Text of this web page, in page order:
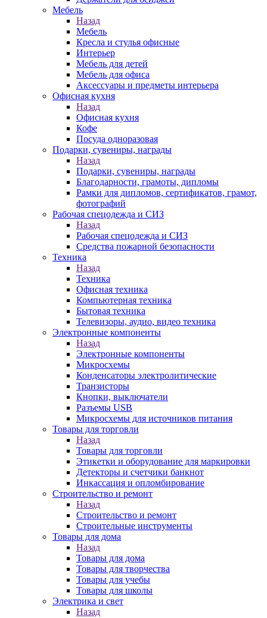
Мебель
Назад
Мебель
Кресла и стулья офисные
Интерьер
Мебель для детей
Мебель для офиса
Аксессуары и предметы интерьера
Офисная кухня
Назад
Офисная кухня
Кофе
Посуда одноразовая
Подарки, сувениры, награды
Назад
Подарки, сувениры, награды
Благодарности, грамоты, дипломы
Рамки для дипломов, сертификатов, грамот,
фотографий
Рабочая спецодежда и СИЗ
Назад
Рабочая спецодежда и СИЗ
Средства пожарной безопасности
Техника
Назад
Техника
Офисная техника
Компьютерная техника
Бытовая техника
Телевизоры, аудио, видео техника
Электронные компоненты
Назад
Электронные компоненты
Микросхемы
Конденсаторы электролитические
Транзисторы
Кнопки, выключатели
Разъемы USB
Микросхемы для источников питания
Товары для торговли
Назад
Товары для торговли
Этикетки и оборудование для маркировки
Детекторы и счетчики банкнот
Инкассация и опломбирование
Строительство и ремонт
Назад
Строительство и ремонт
Строительные инструменты
Товары для дома
Назад
Товары для дома
Товары для творчества
Товары для учебы
Товары для школы
Электрика и свет
Назад